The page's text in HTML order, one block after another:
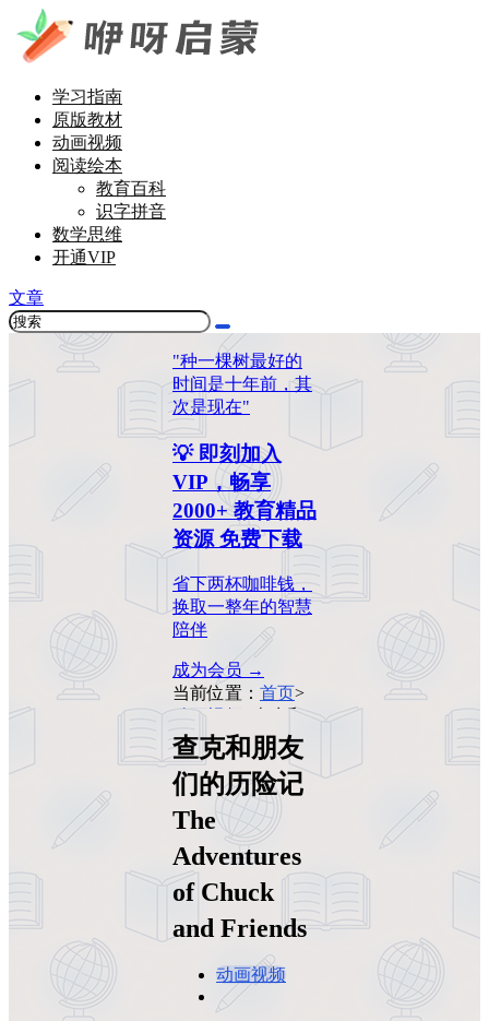
学习指南
原版教材
动画视频
阅读绘本
教育百科
识字拼音
数学思维
开通VIP
文章
"种一棵树最好的
时间是十年前，其
次是现在"
💡 即刻加入
VIP，畅享
2000+ 教育精品
资源 免费下载
省下两杯咖啡钱，
换取一整年的智慧
陪伴
成为会员 →
当前位置： 首页>
动画视频
查克和
朋友们的历险记
The Adventures of
Chuck and Friends
查克和朋友
们的历险记
The
Adventures
of Chuck
and Friends
动画视频